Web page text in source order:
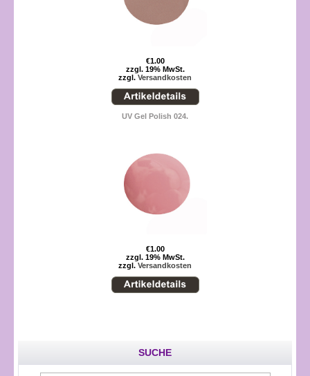
€1.00
zzgl. 19% MwSt.
zzgl. Versandkosten
UV Gel Polish 024.
€1.00
zzgl. 19% MwSt.
zzgl. Versandkosten
SUCHE